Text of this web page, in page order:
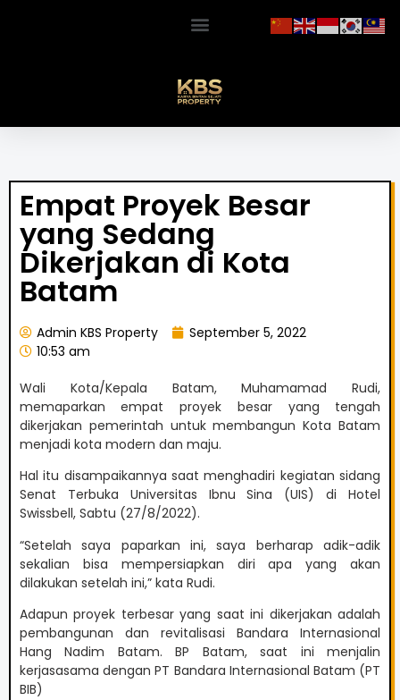
Empat Proyek Besar
yang Sedang
Dikerjakan di Kota
Batam
Admin KBS Property
September 5, 2022
10:53 am
Wali Kota/Kepala Batam, Muhamamad Rudi,
memaparkan empat proyek besar yang tengah
dikerjakan pemerintah untuk membangun Kota Batam
menjadi kota modern dan maju.
Hal itu disampaikannya saat menghadiri kegiatan sidang
Senat Terbuka Universitas Ibnu Sina (UIS) di Hotel
Swissbell, Sabtu (27/8/2022).
“Setelah saya paparkan ini, saya berharap adik-adik
sekalian bisa mempersiapkan diri apa yang akan
dilakukan setelah ini,” kata Rudi.
Adapun proyek terbesar yang saat ini dikerjakan adalah
pembangunan dan revitalisasi Bandara Internasional
Hang Nadim Batam. BP Batam, saat ini menjalin
kerjasasama dengan PT Bandara Internasional Batam (PT
BIB)